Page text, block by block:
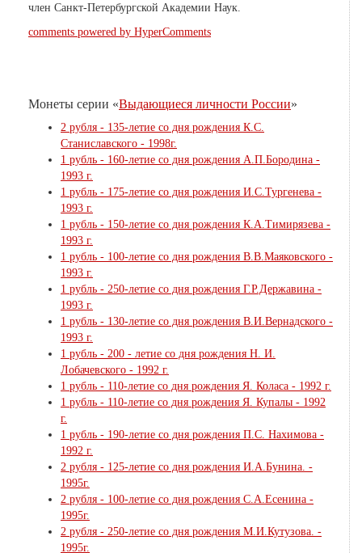
член Санкт-Петербургской Академии Наук.
comments powered by HyperComments
Монеты серии «Выдающиеся личности России»
2 рубля - 135-летие со дня рождения К.С.
Станиславского - 1998г.
1 рубль - 160-летие со дня рождения А.П.Бородина -
1993 г.
1 рубль - 175-летие со дня рождения И.С.Тургенева -
1993 г.
1 рубль - 150-летие со дня рождения К.А.Тимирязева -
1993 г.
1 рубль - 100-летие со дня рождения В.В.Маяковского -
1993 г.
1 рубль - 250-летие со дня рождения Г.Р.Державина -
1993 г.
1 рубль - 130-летие со дня рождения В.И.Вернадского -
1993 г.
1 рубль - 200 - летие со дня рождения Н. И.
Лобачевского - 1992 г.
1 рубль - 110-летие со дня рождения Я. Коласа - 1992 г.
1 рубль - 110-летие со дня рождения Я. Купалы - 1992
г.
1 рубль - 190-летие со дня рождения П.С. Нахимова -
1992 г.
2 рубля - 125-летие со дня рождения И.А.Бунина. -
1995г.
2 рубля - 100-летие со дня рождения С.А.Есенина -
1995г.
2 рубля - 250-летие со дня рождения М.И.Кутузова. -
1995г.